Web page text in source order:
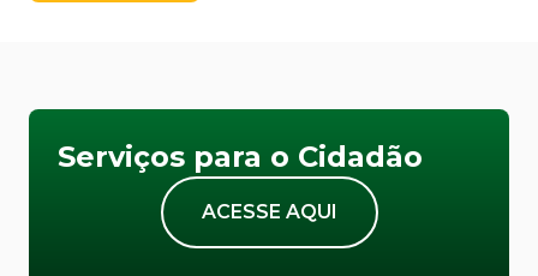
Serviços para o Cidadão
ACESSE AQUI